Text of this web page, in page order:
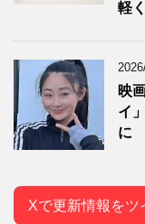
軽
映
イ
に
Xで更新情報をツ